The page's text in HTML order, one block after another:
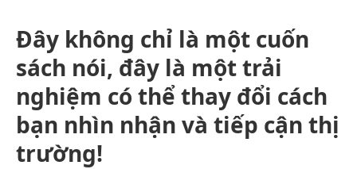
Đây không chỉ là một cuốn
sách nói, đây là một trải
nghiệm có thể thay đổi cách
bạn nhìn nhận và tiếp cận thị
trường!